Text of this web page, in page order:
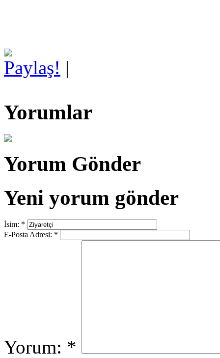
Paylaş! |
Yorumlar
Yorum Gönder
Yeni yorum gönder
İsim: *
E-Posta Adresi: *
Yorum: *